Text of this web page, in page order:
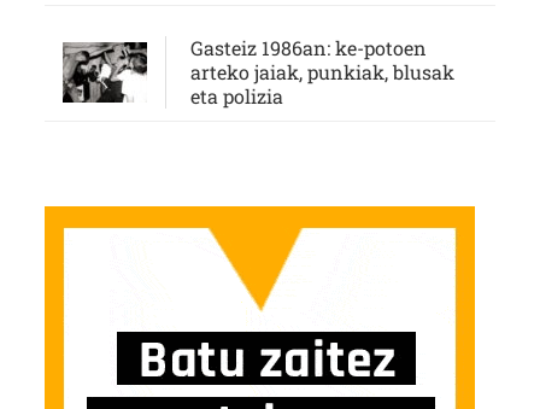
Gasteiz 1986an: ke-potoen
arteko jaiak, punkiak, blusak
eta polizia